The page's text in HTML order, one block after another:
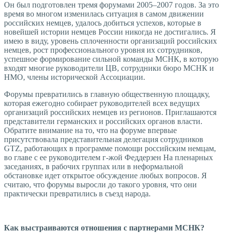
Он был подготовлен тремя форумами 2005–2007 годов. За это
время во многом изменилась ситуация в самом движении
российских немцев, удалось добиться успехов, которые в
новейшей истории немцев России никогда не достигались. Я
имею в виду, уровень сплоченности организаций российских
немцев, рост профессионального уровня их сотрудников,
успешное формирование сильной команды МСНК, в которую
входят многие руководители ЦВ, сотрудники бюро МСНК и
НМО, члены исторической Ассоциации.
Форумы превратились в главную общественную площадку,
которая ежегодно собирает руководителей всех ведущих
организаций российских немцев из регионов. Приглашаются
представители германских и российских органов власти.
Обратите внимание на то, что на форуме впервые
присутствовала представительная делегация сотрудников
GTZ, работающих в программе помощи российским немцам,
во главе с ее руководителем г-жой Феддерзен На пленарных
заседаниях, в рабочих группах или в неформальной
обстановке идет открытое обсуждение любых вопросов. Я
считаю, что форумы выросли до такого уровня, что они
практически превратились в съезд народа.
Как выстраиваются отношения с партнерами МСНК?